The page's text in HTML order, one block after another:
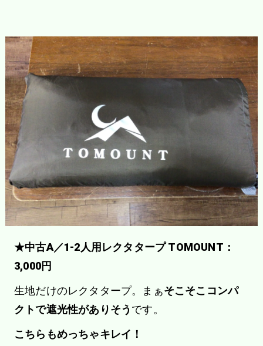
★中古A／1-2人用レクタタープ TOMOUNT：
3,000円
生地だけのレクタタープ。まぁそこそこコンパ
クトで遮光性がありそう です。
こちらもめっちゃキレイ！